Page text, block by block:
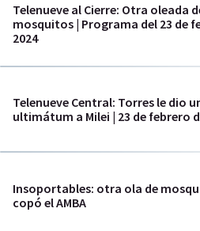
Telenueve al Cierre: Otra oleada
mosquitos | Programa del 23 de
2024
Telenueve Central: Torres le dio
ultimátum a Milei | 23 de febrero
Insoportables: otra ola de
copó el AMBA